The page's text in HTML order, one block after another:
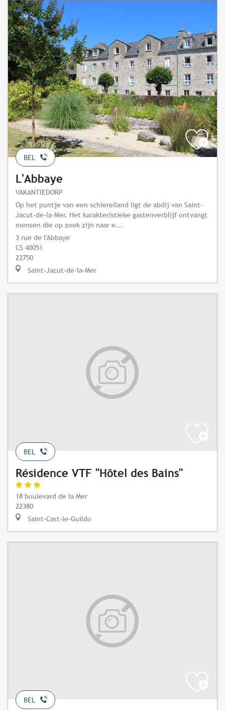
BEL
L'Abbaye
VAKANTIEDORP
Op het puntje van een schiereiland ligt de abdij van Saint-
Jacut-de-la-Mer. Het karakteristieke gastenverblijf ontvangt
mensen die op zoek zijn naar e...
3 rue de l'Abbaye
CS 40051
22750
Saint-Jacut-de-la-Mer
BEL
Résidence VTF "Hôtel des Bains"
18 boulevard de la Mer
22380
Saint-Cast-le-Guildo
BEL